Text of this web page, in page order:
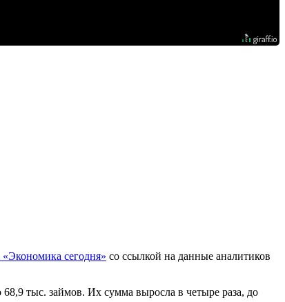
сегодня» со ссылкой на данные аналитиков
тыс. займов. Их сумма выросла в четыре раза, до